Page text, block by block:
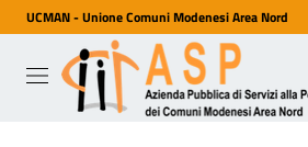
Vai al contenuto
Vai alla navigazione
Vai al footer
UCMAN - Unione Comuni Modenesi Area Nord
ASP
Azienda
Pubblica